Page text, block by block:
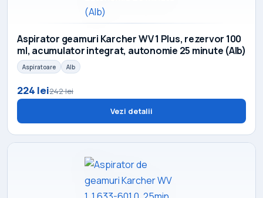
Aspirator geamuri Karcher WV 1 Plus, rezervor 100
ml, acumulator integrat, autonomie 25 minute (Alb)
Aspiratoare Alb
224 lei242 lei
Vezi detalii